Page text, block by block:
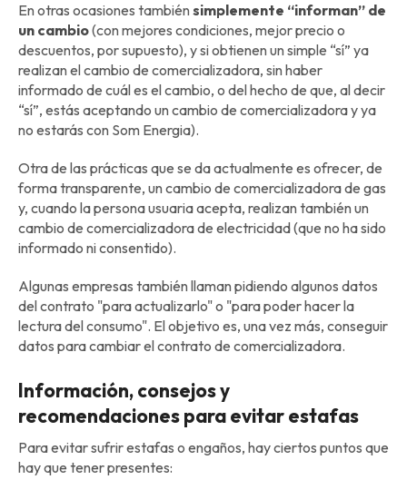
En otras ocasiones tambiénsimplemente “informan” de
un cambio(con mejores condiciones, mejor precio o
descuentos, por supuesto), y si obtienen un simple “sí” ya
realizan el cambio de comercializadora, sin haber
informado de cuál es el cambio, o del hecho de que, al decir
“sí”, estás aceptando un cambio de comercializadora y ya
no estarás con Som Energia).
Otra de las prácticas que se da actualmente es ofrecer, de
forma transparente, un cambio de comercializadora de gas
y, cuando la persona usuaria acepta, realizan también un
cambio de comercializadora de electricidad (que no ha sido
informado ni consentido).
Algunas empresas también llaman pidiendo algunos datos
del contrato "para actualizarlo" o "para poder hacer la
lectura del consumo". El objetivo es, una vez más, conseguir
datos para cambiar el contrato de comercializadora.
Información, consejos y
recomendaciones para evitar estafas
Para evitar sufrir estafas o engaños, hay ciertos puntos que
hay que tener presentes: